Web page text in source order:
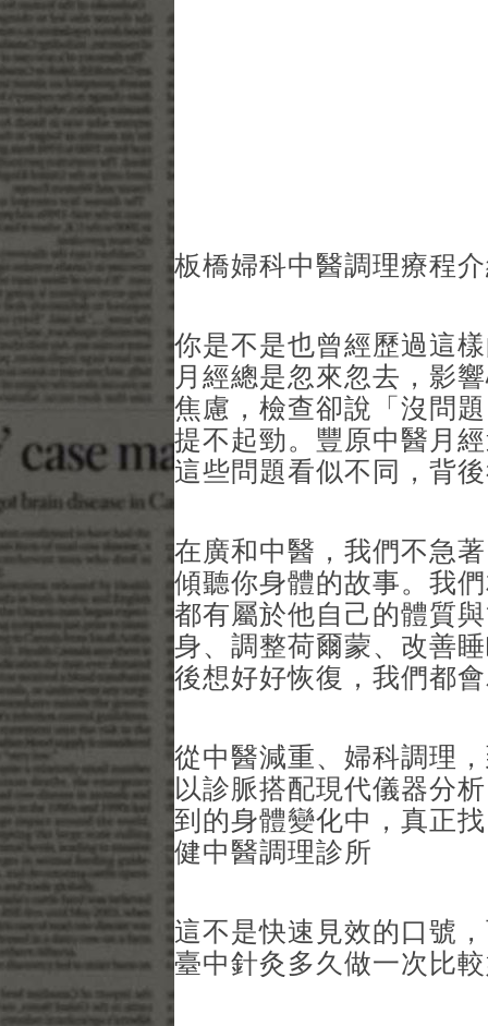
板橋婦科中醫調理療程
你是不是也曾經歷過這
月經總是忽來忽去，影
焦慮，檢查卻說「沒問
提不起勁。豐原中醫月
這些問題看似不同，背
在廣和中醫，我們不急
傾聽你身體的故事。我
都有屬於他自己的體質
身、調整荷爾蒙、改善
後想好好恢復，我們都
從中醫減重、婦科調理
以診脈搭配現代儀器分
到的身體變化中，真正
健中醫調理診所
這不是快速見效的口號
臺中針灸多久做一次比